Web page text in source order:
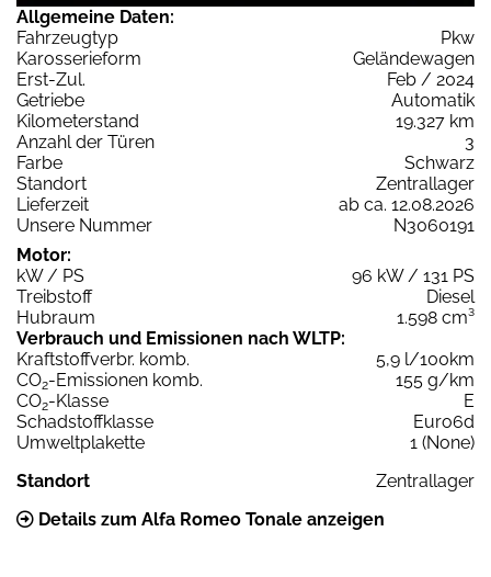
Allgemeine Daten:
Fahrzeugtyp
Pkw
Karosserieform
Geländewagen
Erst-Zul.
Feb / 2024
Getriebe
Automatik
Kilometerstand
19.327 km
Anzahl der Türen
3
Farbe
Schwarz
Standort
Zentrallager
Lieferzeit
ab ca. 12.08.2026
Unsere Nummer
N3060191
Motor:
kW / PS
96 kW / 131 PS
Treibstoff
Diesel
Hubraum
1.598 cm³
Verbrauch und Emissionen nach WLTP:
Kraftstoffverbr. komb.
5,9 l/100km
CO2-Emissionen komb.
155 g/km
CO2-Klasse
E
Schadstoffklasse
Euro6d
Umweltplakette
1 (None)
Standort
Zentrallager
Details zum Alfa Romeo Tonale anzeigen